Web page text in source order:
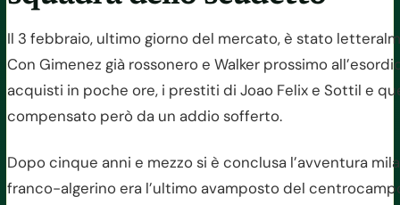
Il 3 febbraio, ultimo giorno del mercato, è stato
Con Gimenez già rossonero e Walker prossimo
acquisti in poche ore, i prestiti di Joao Felix e Sottil e
compensato però da un addio sofferto.
Dopo cinque anni e mezzo si è conclusa l’avventura
franco-algerino era l’ultimo avamposto del